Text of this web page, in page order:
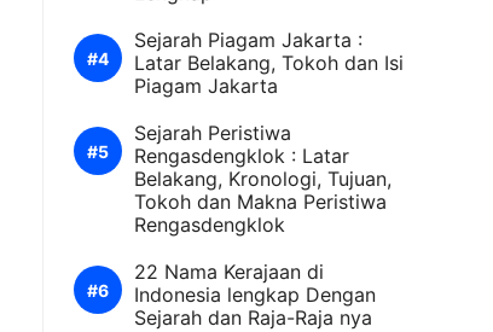
Sejarah Piagam Jakarta :
Latar Belakang, Tokoh dan Isi
Piagam Jakarta
Sejarah Peristiwa
Rengasdengklok : Latar
Belakang, Kronologi, Tujuan,
Tokoh dan Makna Peristiwa
Rengasdengklok
22 Nama Kerajaan di
Indonesia lengkap Dengan
Sejarah dan Raja-Raja nya